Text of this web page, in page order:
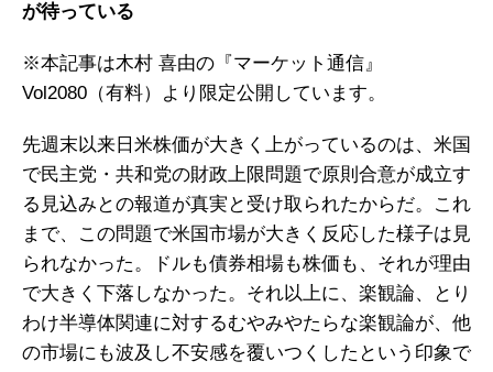
が待っている
※本記事は木村 喜由の『マーケット通信』
Vol2080（有料）より限定公開しています。
先週末以来日米株価が大きく上がっているのは、米国
で民主党・共和党の財政上限問題で原則合意が成立す
る見込みとの報道が真実と受け取られたからだ。これ
まで、この問題で米国市場が大きく反応した様子は見
られなかった。ドルも債券相場も株価も、それが理由
で大きく下落しなかった。それ以上に、楽観論、とり
わけ半導体関連に対するむやみやたらな楽観論が、他
の市場にも波及し不安感を覆いつくしたという印象で